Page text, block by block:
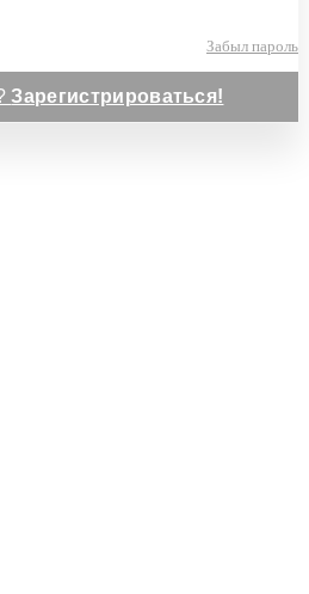
Забыл пароль
Зарегистрироваться!